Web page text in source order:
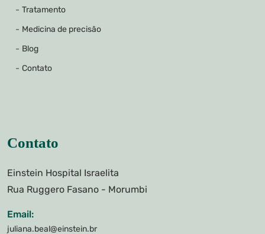
Tratamento
Medicina de precisão
Blog
Contato
Contato
Einstein Hospital Israelita
Rua Ruggero Fasano - Morumbi
Email:
juliana.beal@einstein.br